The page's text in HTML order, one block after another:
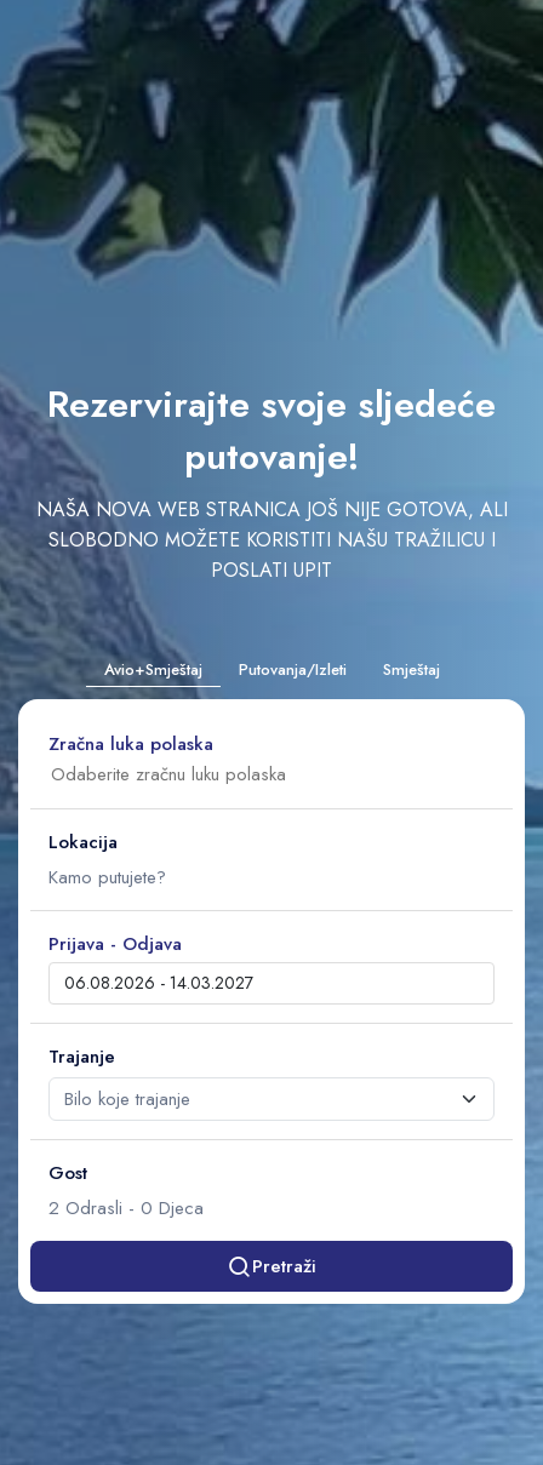
Rezervirajte svoje sljedeće
putovanje!
NAŠA NOVA WEB STRANICA JOŠ NIJE GOTOVA, ALI
SLOBODNO MOŽETE KORISTITI NAŠU TRAŽILICU I
POSLATI UPIT
Avio+Smještaj Putovanja/Izleti Smještaj
Zračna luka polaska
Lokacija
Prijava - Odjava
Trajanje
Gost
2 Odrasli - 0 Djeca
Pretraži